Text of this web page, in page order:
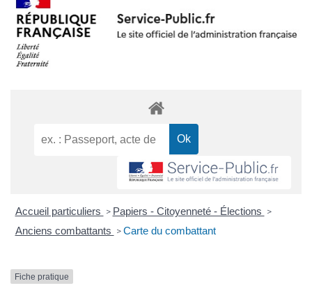
Accueil particuliers > Papiers - Citoyenneté - Élections >
Anciens combattants > Carte du combattant
Fiche pratique